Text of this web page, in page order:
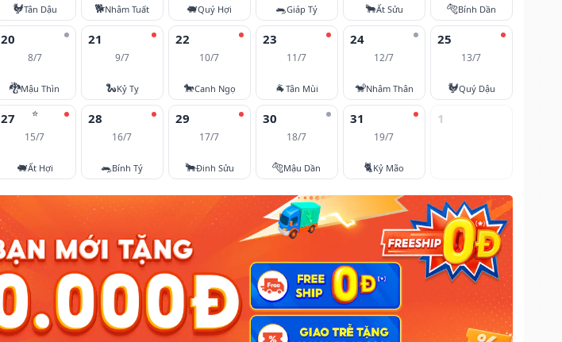
🐓Tân Dậu 🐕Nhâm Tuất 🐖Quý Hợi 🐀Giáp Tý 🐂Ất Sửu 🐅Bính Dần
20
8/7
🐉Mậu Thìn
21
9/7
🐍Kỷ Tỵ
22
10/7
🐎Canh Ngọ
23
11/7
🐐Tân Mùi
24
12/7
🐒Nhâm Thân
25
13/7
🐓Quý Dậu
⭐
27
15/7
🐖Ất Hợi
28
16/7
🐀Bính Tý
29
17/7
🐂Đinh Sửu
30
18/7
🐅Mậu Dần
31
19/7
🐈Kỷ Mão
1